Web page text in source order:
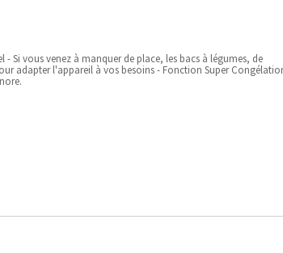
Si vous venez à manquer de place, les bacs à légumes, de
adapter l'appareil à vos besoins - Fonction Super